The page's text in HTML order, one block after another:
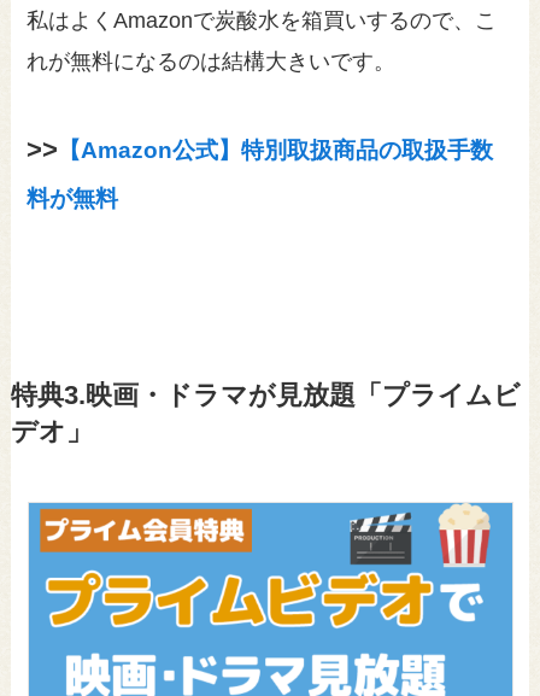
私はよくAmazonで炭酸水を箱買いするので、こ
れが無料になるのは結構大きいです。
>> 【Amazon公式】特別取扱商品の取扱手数
料が無料
特典3.映画・ドラマが見放題「プライムビ
デオ」